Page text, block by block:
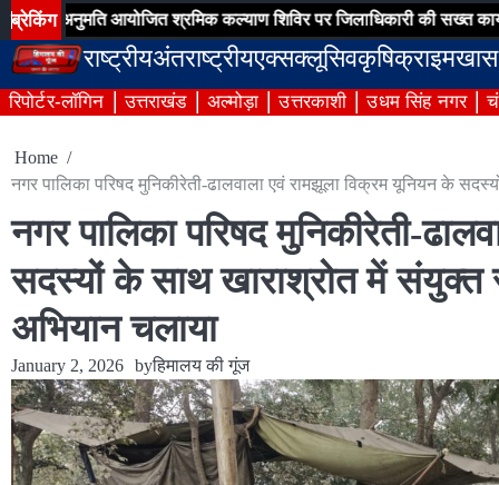
Skip
to
content
ब्रेकिंग
आयोजित श्रमिक कल्याण शिविर पर जिलाधिकारी की सख्त कार्यवाही
राष्ट्रीयअंतराष्ट्रीयएक्सक्लूसिवकृषिक्राइम
रिपोर्टर-लॉगिन उत्तराखंड अल्मोड़ा उत्तरकाशी उधम सिंह नगर
Home
नगर पालिका परिषद मुनिकीरेती-ढालवाला एवं रामझूला विक्रम यूनियन के
नगर पालिका परिषद मुनिकीरेती-
सदस्यों के साथ खाराश्रोत में
अभियान चलाया
January 2, 2026 byहिमालय की गूंज